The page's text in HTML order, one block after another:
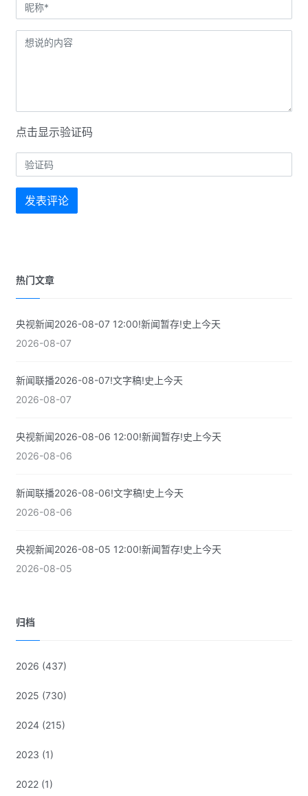
点击显示验证码
发表评论
热门文章
央视新闻2026-08-07 12:00!新闻暂存!史上今天
2026-08-07
新闻联播2026-08-07!文字稿!史上今天
2026-08-07
央视新闻2026-08-06 12:00!新闻暂存!史上今天
2026-08-06
新闻联播2026-08-06!文字稿!史上今天
2026-08-06
央视新闻2026-08-05 12:00!新闻暂存!史上今天
2026-08-05
归档
2026 (437)
2025 (730)
2024 (215)
2023 (1)
2022 (1)